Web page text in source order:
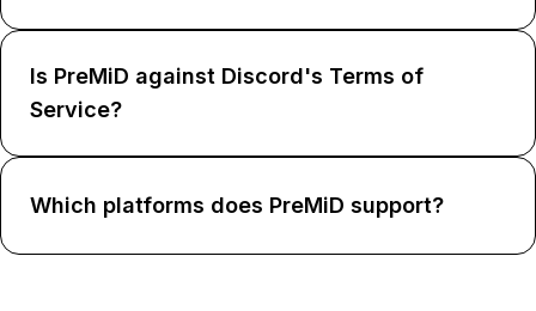
Is PreMiD against Discord's Terms of
Service?
Which platforms does PreMiD support?